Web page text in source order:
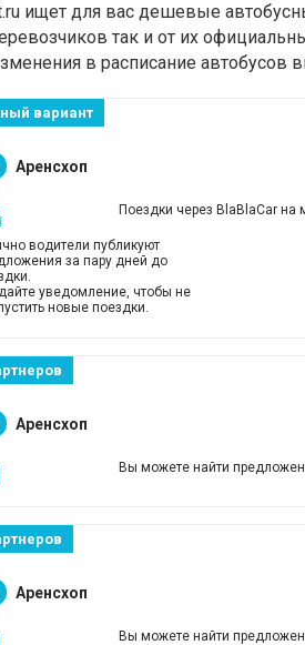
ищет для вас дешевые
так и от их
в расписание автобусов
вариант
Аренсхоп
Поездки через BlaBlaCar на
водители публикуют
за пару дней до
уведомление, чтобы не
новые поездки.
Аренсхоп
Вы можете найти
Аренсхоп
Вы можете найти